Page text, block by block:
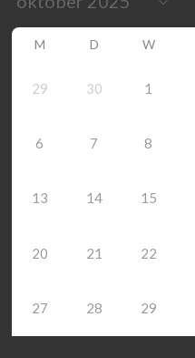
M D W
29 30 1
6 7 8
13 14 15
20 21 22
27 28 29